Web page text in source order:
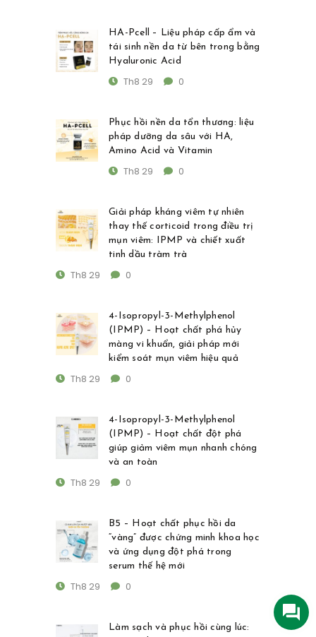
HA-Pcell – Liệu pháp cấp ẩm và
tái sinh nền da từ bên trong bằng
Hyaluronic Acid
Th8 29 0
Phục hồi nền da tổn thương: liệu
pháp dưỡng da sâu với HA,
Amino Acid và Vitamin
Th8 29 0
Giải pháp kháng viêm tự nhiên
thay thế corticoid trong điều trị
mụn viêm: IPMP và chiết xuất
tinh dầu tràm trà
Th8 29 0
4-Isopropyl-3-Methylphenol
(IPMP) – Hoạt chất phá hủy
màng vi khuẩn, giải pháp mới
kiểm soát mụn viêm hiệu quả
Th8 29 0
4-Isopropyl-3-Methylphenol
(IPMP) – Hoạt chất đột phá
giúp giảm viêm mụn nhanh chóng
và an toàn
Th8 29 0
B5 – Hoạt chất phục hồi da
“vàng” được chứng minh khoa học
và ứng dụng đột phá trong
serum thế hệ mới
Th8 29 0
Làm sạch và phục hồi cùng lúc: